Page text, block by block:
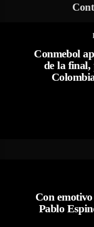
Conmebol
de la
Con
Pablo